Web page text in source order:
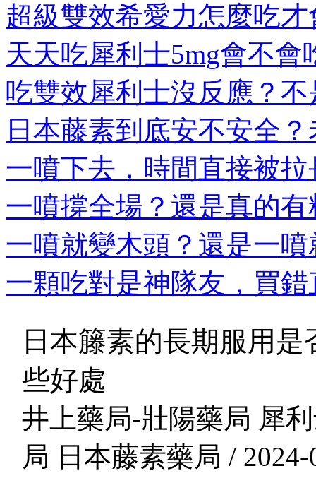
超級雙效希愛力怎麼吃
天天吃犀利士5mg會不會
吃雙效犀利士沒反應？
日本藤素到底安不安全
一噴下去，時間直接被
一噴撐全場？還是真的
一噴就變木頭？還是一
一顆吃對是神隊友，買
日本籐素的長期服用
些好處
井上藥局-壯陽藥局 犀
局 日本藤素藥局 / 2024-